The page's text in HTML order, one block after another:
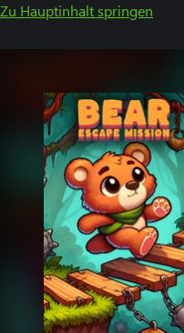
Zu Hauptinhalt springen